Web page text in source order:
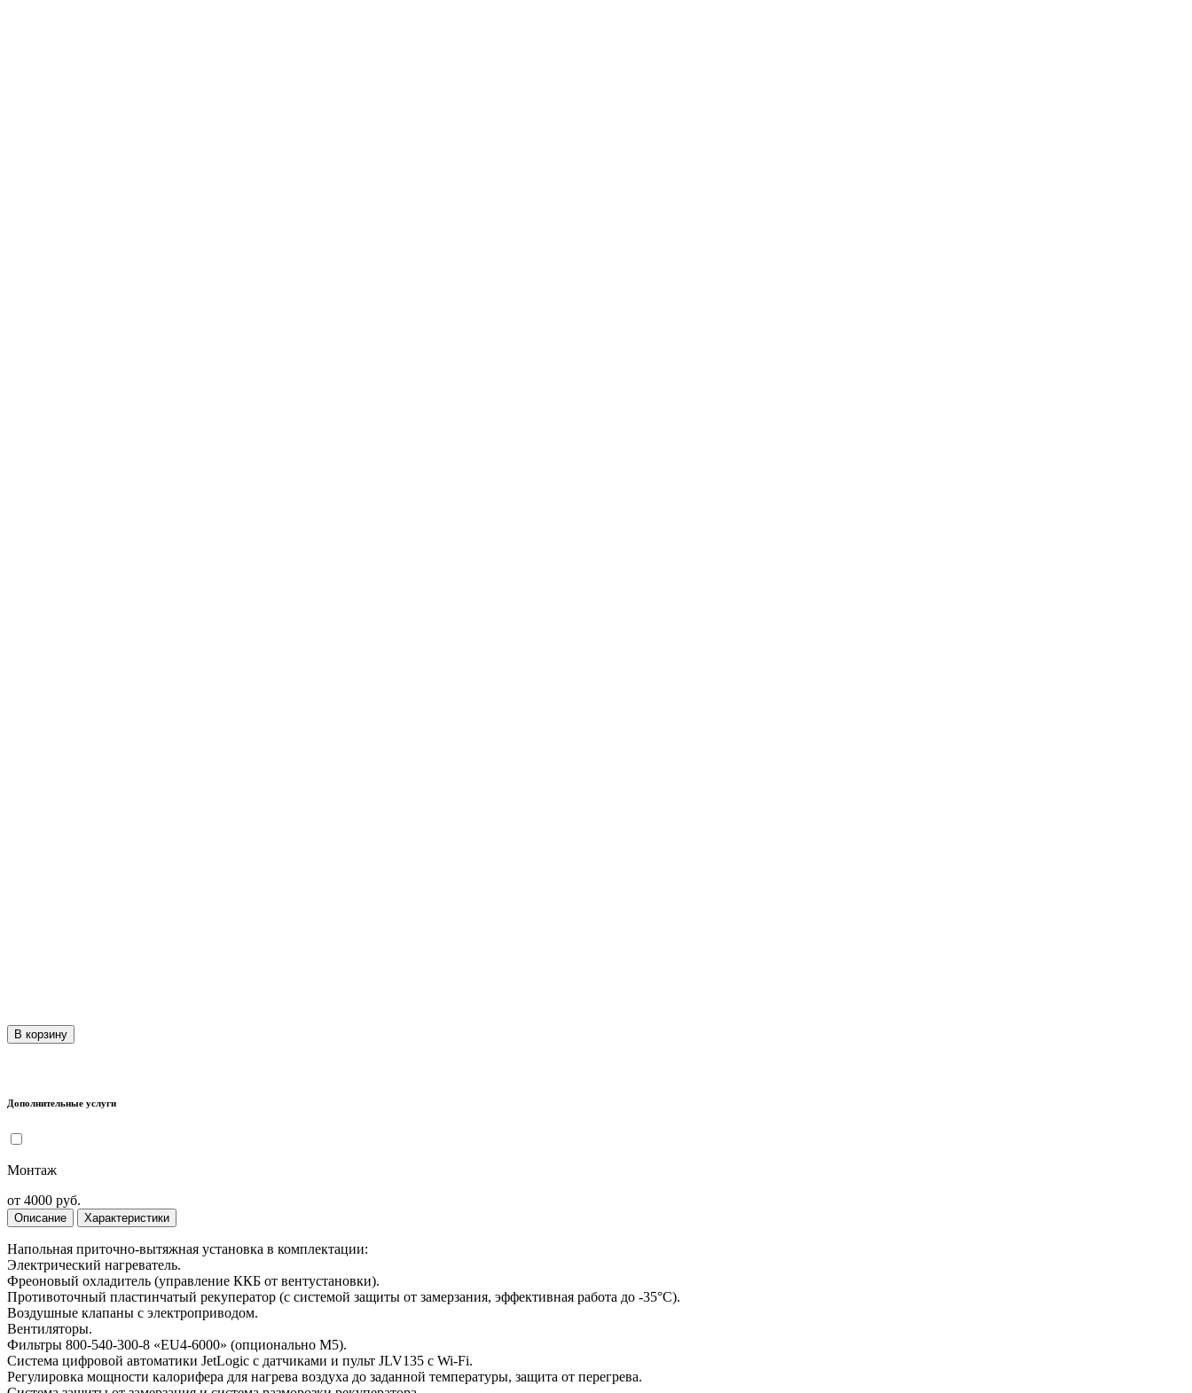
В корзину
Дополнительные услуги
Монтаж
от 4000 руб.
Описание Характеристики
Напольная приточно-вытяжная установка в комплектации:
Электрический нагреватель.
Фреоновый охладитель (управление ККБ от вентустановки).
Противоточный пластинчатый рекуператор (с системой защиты от замерзания, эффективная работа до -35°С).
Воздушные клапаны с электроприводом.
Вентиляторы.
Фильтры 800-540-300-8 «EU4-6000» (опционально M5).
Система цифровой автоматики JetLogic с датчиками и пульт JLV135 c Wi-Fi.
Регулировка мощности калорифера для нагрева воздуха до заданной температуры, защита от перегрева.